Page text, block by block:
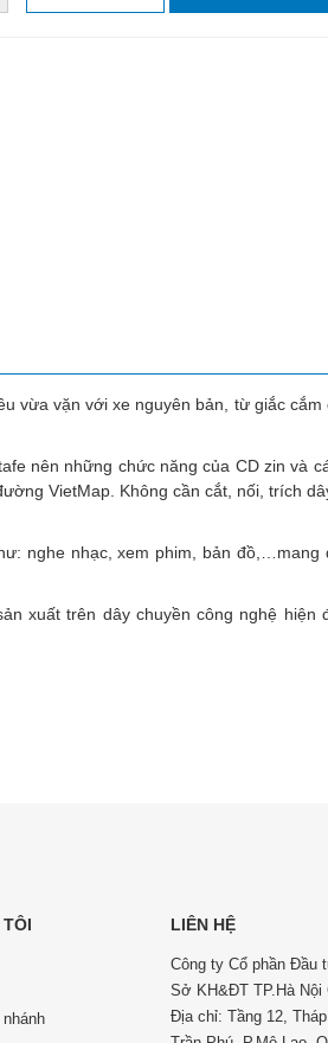
vừa vặn với xe nguyên bản, từ giắc cắm
nên những chức năng của CD zin và
VietMap. Không cần cắt, nối, trích
nghe nhạc, xem phim, bản đồ,…mang
xuất trên dây chuyền công nghệ hiện
TÔI LIÊN HỆ
Công ty Cổ phần Đầu
Sở KH&ĐT TP.Hà Nội
Địa chỉ: Tầng 12,